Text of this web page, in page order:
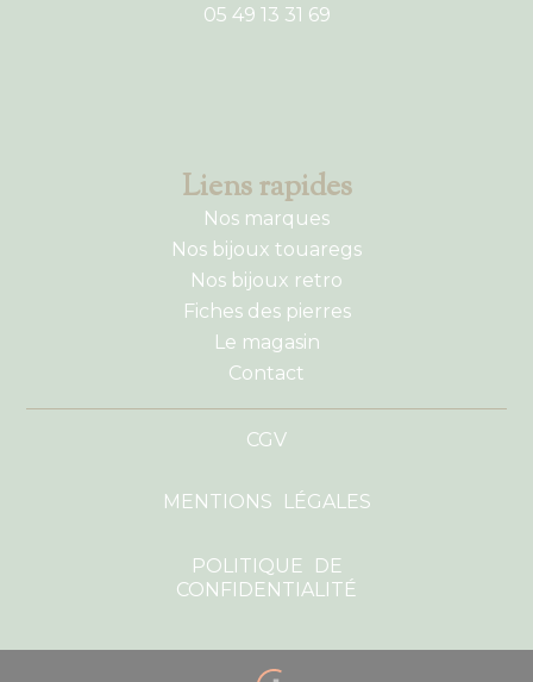
05 49 13 31 69
Liens rapides
Nos marques
Nos bijoux touaregs
Nos bijoux retro
Fiches des pierres
Le magasin
Contact
CGV
MENTIONS LÉGALES
POLITIQUE DE
CONFIDENTIALITÉ